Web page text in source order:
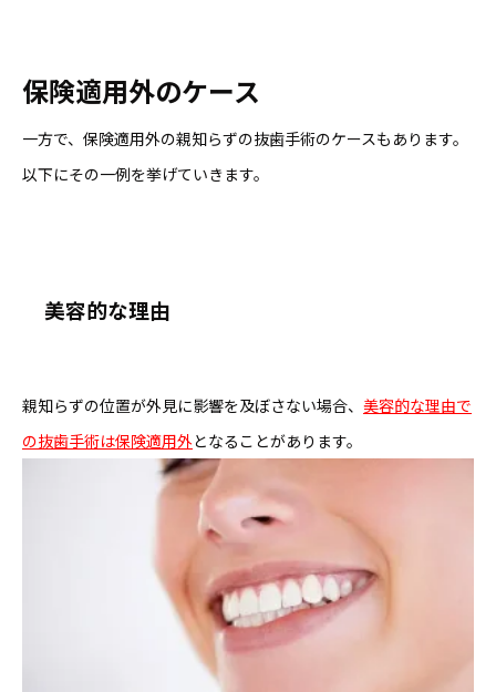
保険適用外のケース
一方で、保険適用外の親知らずの抜歯手術のケースもあります。
以下にその一例を挙げていきます。
美容的な理由
親知らずの位置が外見に影響を及ぼさない場合、 美容的な理由で
の抜歯手術は保険適用外となることがあります。